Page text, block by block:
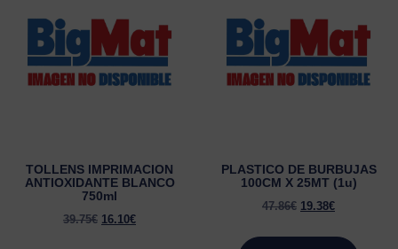
TOLLENS IMPRIMACION
ANTIOXIDANTE BLANCO
750ml
39.75€ 16.10€
PLASTICO DE BURBUJAS
100CM X 25MT (1u)
47.86€ 19.38€